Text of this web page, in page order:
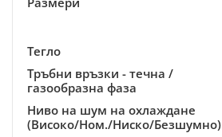
Тегло
Тръбни връзки - течна /
газообразна фаза
Ниво на шум на охлаждане
(Високо/Ном./Ниско/Безшумно)